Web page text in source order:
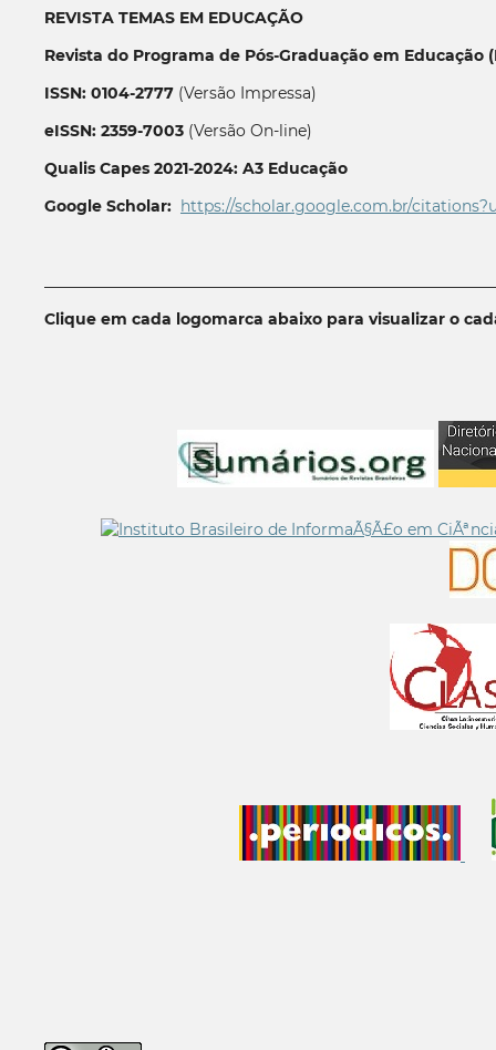
REVISTA TEMAS EM EDUCAÇÃO
Revista do Programa de Pós-Graduação em Educação
ISSN: 0104-2777(Versão Impressa)
eISSN: 2359-7003(Versão On-line)
Qualis Capes 2021-2024: A3 Educação
Google Scholar: https://scholar.google.com.br/
Clique em cada logomarca abaixo para visualizar o